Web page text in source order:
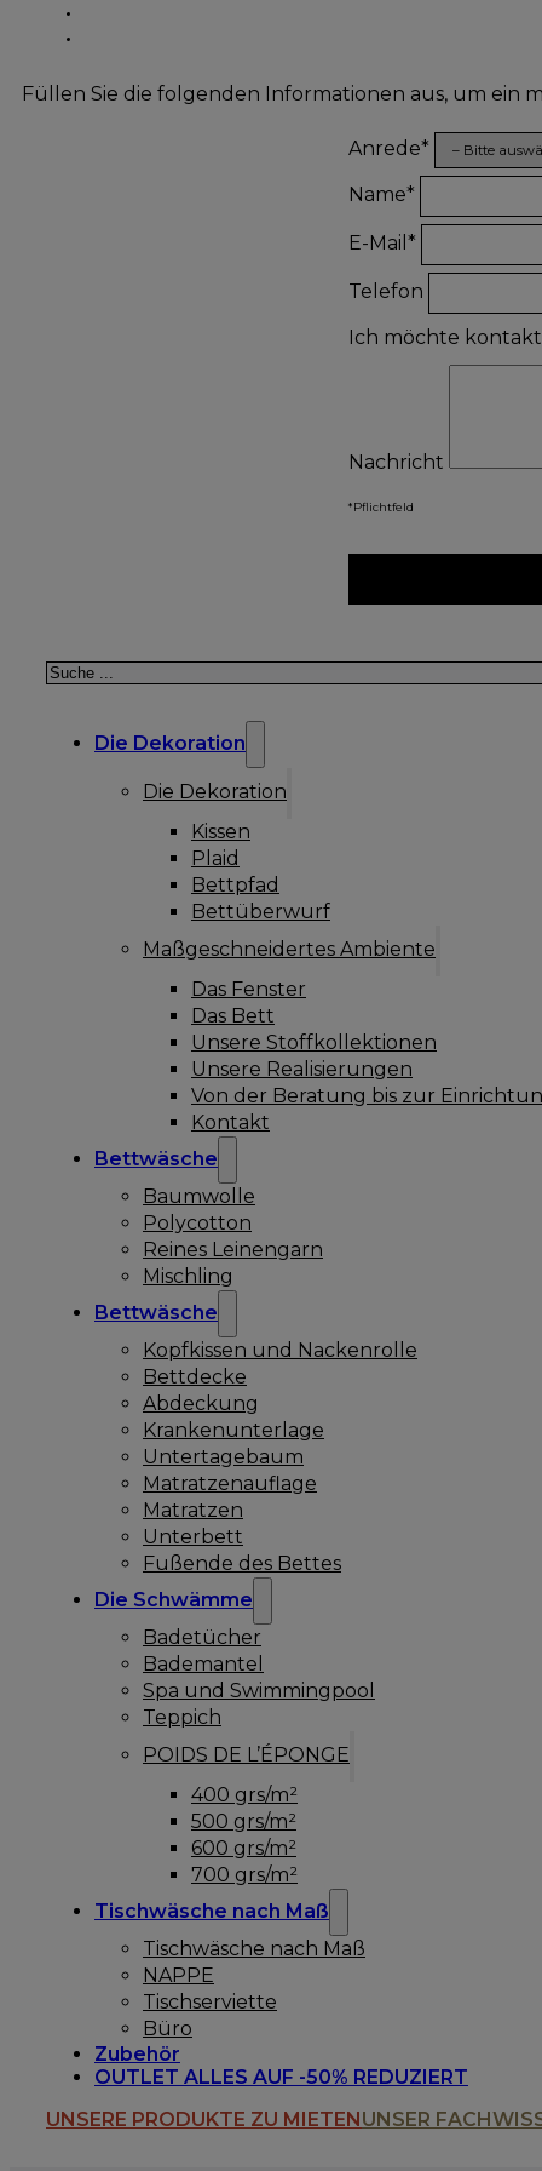
Füllen Sie die folgenden Informationen aus, um ein
Anrede*
Name*
E-Mail*
Telefon
Ich möchte
Nachricht
*Pflichtfeld
Suchen
Die Dekoration
Die Dekoration
Kissen
Plaid
Bettpfad
Bettüberwurf
Maßgeschneidertes Ambiente
Das Fenster
Das Bett
Unsere Stoffkollektionen
Unsere Realisierungen
Von der Beratung bis zur
Kontakt
Bettwäsche
Baumwolle
Polycotton
Reines Leinengarn
Mischling
Bettwäsche
Kopfkissen und Nackenrolle
Bettdecke
Abdeckung
Krankenunterlage
Untertagebaum
Matratzenauflage
Matratzen
Unterbett
Fußende des Bettes
Die Schwämme
Badetücher
Bademantel
Spa und Swimmingpool
Teppich
POIDS DE L’ÉPONGE
400 grs/m²
500 grs/m²
600 grs/m²
700 grs/m²
Tischwäsche nach Maß
Tischwäsche nach Maß
NAPPE
Tischserviette
Büro
Zubehör
OUTLET ALLES AUF -50% REDUZIERT
UNSERE PRODUKTE ZU MIETENUNSER